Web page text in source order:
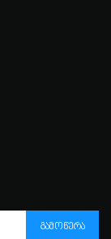
ᲒᲐᲛᲝᲬᲔᲠᲐ